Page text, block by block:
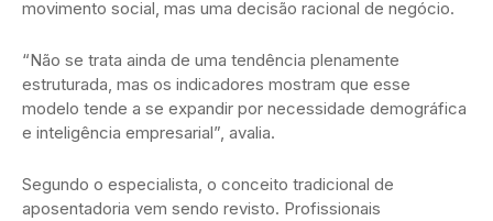
movimento social, mas uma decisão racional de negócio.
“Não se trata ainda de uma tendência plenamente
estruturada, mas os indicadores mostram que esse
modelo tende a se expandir por necessidade demográfica
e inteligência empresarial”, avalia.
Segundo o especialista, o conceito tradicional de
aposentadoria vem sendo revisto. Profissionais